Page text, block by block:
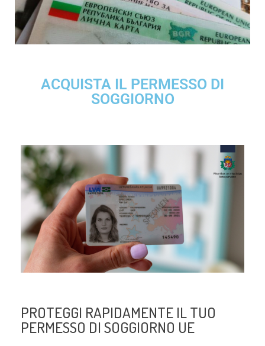
ACQUISTA IL PERMESSO DI
SOGGIORNO
PROTEGGI RAPIDAMENTE IL TUO
PERMESSO DI SOGGIORNO UE